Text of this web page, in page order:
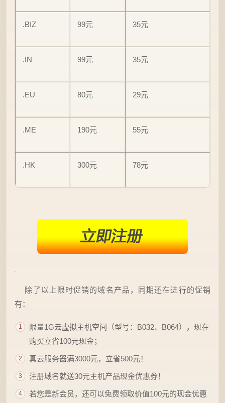
.BIZ 99元 35元
.IN 99元 35元
.EU 80元 29元
.ME 190元 55元
.HK 300元 78元
除了以上限时促销的域名产品，同期还在进行的促销
有：
限量1G云虚拟主机空间（型号：B032、B064），现在
购买立省100元现金；
真云服务器满3000元，立省500元！
注册域名就送30元主机产品现金优惠券！
若您是新会员，还可以免费领取价值100元的现金优惠